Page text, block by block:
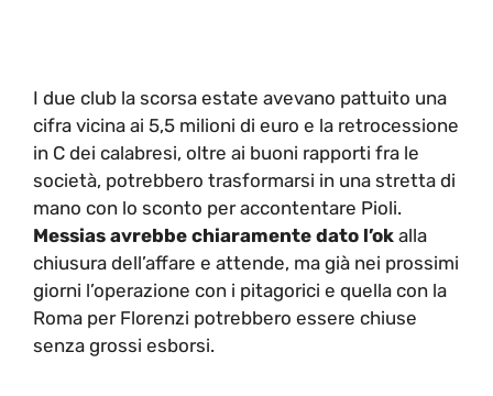
I due club la scorsa estate avevano pattuito una
cifra vicina ai 5,5 milioni di euro e la retrocessione
in C dei calabresi, oltre ai buoni rapporti fra le
società, potrebbero trasformarsi in una stretta di
mano con lo sconto per accontentare Pioli.
Messias avrebbe chiaramente dato l’ok alla
chiusura dell’affare e attende, ma già nei prossimi
giorni l’operazione con i pitagorici e quella con la
Roma per Florenzi potrebbero essere chiuse
senza grossi esborsi.